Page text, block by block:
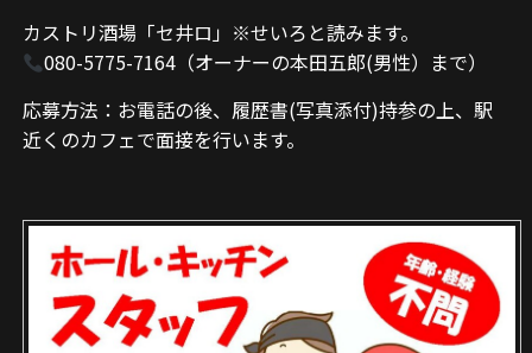
カストリ酒場「セ井ロ」※せいろと読みます。
080-5775-7164（オーナーの本田五郎(男性）まで）
応募方法：お電話の後、履歴書(写真添付)持参の上、駅
近くのカフェで面接を行います。